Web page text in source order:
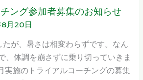
ング参加者募集のお知らせ
月20日
が、暑さは相変わらずです。なん
、体調を崩さずに乗り切っていきま
実施のトライアルコーチングの募集